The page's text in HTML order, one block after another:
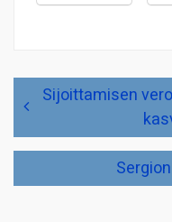
Artikkelien
selausSijoittamisen